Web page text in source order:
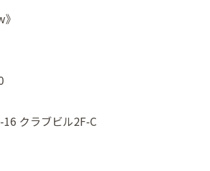
クラブビル2F-C